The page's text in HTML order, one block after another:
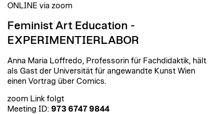
ONLINE via zoom
Feminist Art Education -
EXPERIMENTIERLABOR
Anna Maria Loffredo, Professorin für Fachdidaktik, hält
als Gast der Universität für angewandte Kunst Wien
einen Vortrag über Comics.
zoom Link folgt
Meeting ID: 973 6747 9844